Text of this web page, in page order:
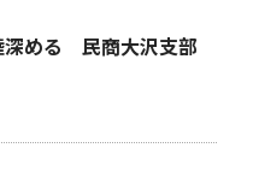
深める 民商大沢支部